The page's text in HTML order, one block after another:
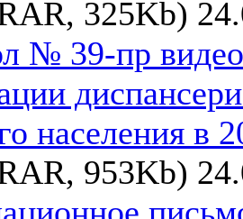
325Kb)
№ 39-пр
населения в
953Kb)